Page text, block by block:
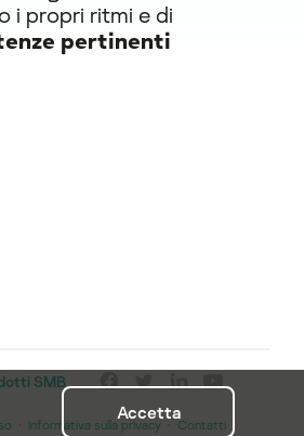
i propri ritmi e di
pertinenti
SMB
Informativa sulla privacy Contatti
Accetta